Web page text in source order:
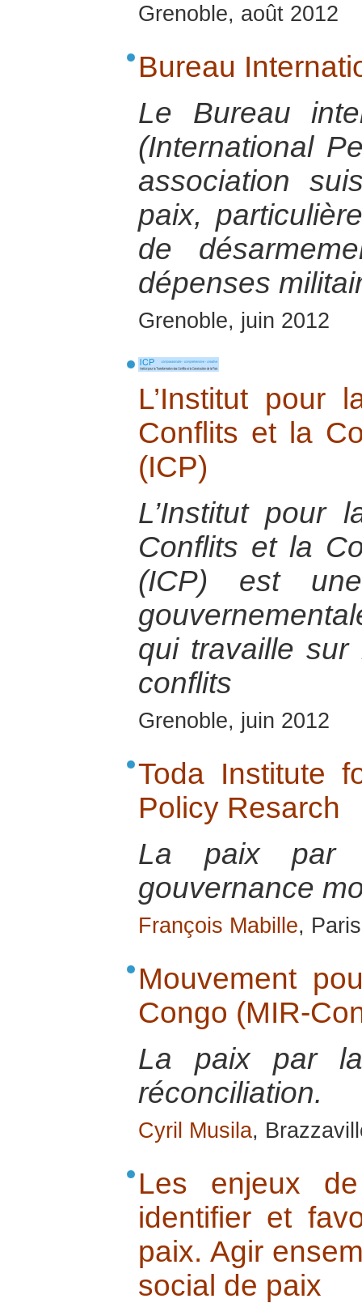
Grenoble, août 2012
Bureau
Le Bureau
(International
association
paix,
de
dépenses
Grenoble, juin 2012
L’Institut pour
Conflits et la
(ICP)
L’Institut pour
Conflits et la
(ICP) est
qui travaille sur
conflits
Grenoble, juin 2012
Toda Institute
Policy Resarch
La paix par
gouvernance
François Mabille,
Mouvement
Congo (MIR-
La paix par
réconciliation.
Cyril Musila,
Les enjeux
identifier et
paix. Agir
social de paix